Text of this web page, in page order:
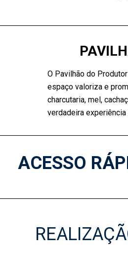
O Pavilhão do
espaço valoriza e
charcutaria, mel,
verdadeira
ACESSO